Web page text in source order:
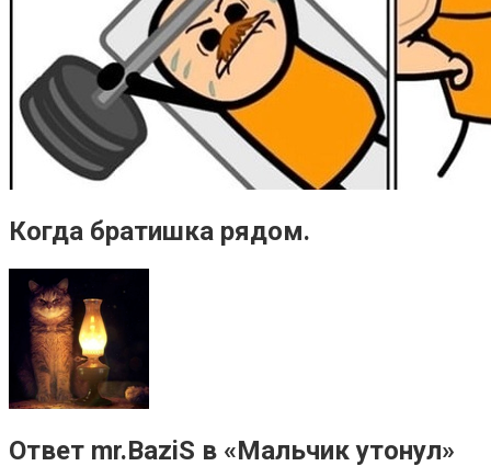
Когда братишка рядом. ⁠ ⁠
Ответ mr.BaziS в «Мальчик утонул»⁠ ⁠